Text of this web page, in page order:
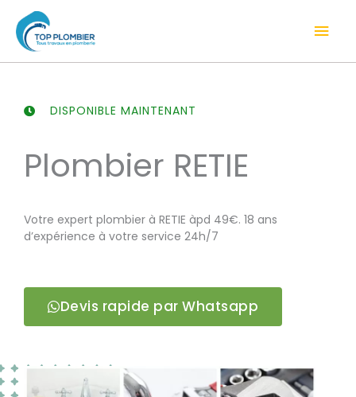
contenu
DISPONIBLE MAINTENANT
Plombier RETIE
Votre expert plombier à RETIE àpd 49€. 18 ans
d’expérience à votre service 24h/7
Devis rapide par Whatsapp